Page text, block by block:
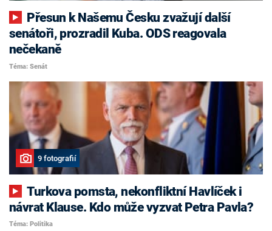
senátoři, prozradil Kuba. ODS reagovala
nečekaně
Téma: Senát
9 fotografií
Turkova pomsta, nekonfliktní Havlíček i
návrat Klause. Kdo může vyzvat Petra Pavla?
Téma: Politika